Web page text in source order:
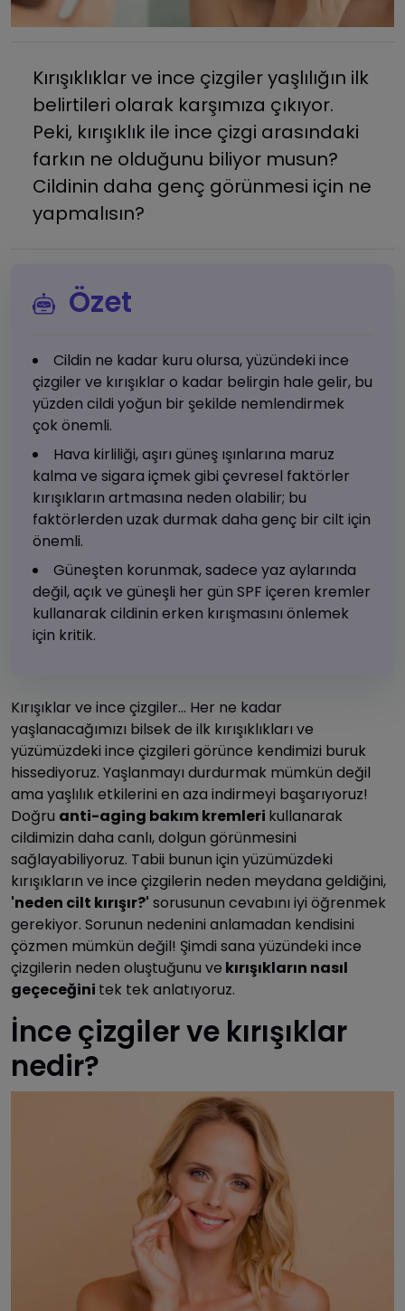
Kırışıklıklar ve ince çizgiler yaşlılığın ilk
belirtileri olarak karşımıza çıkıyor.
Peki, kırışıklık ile ince çizgi arasındaki
farkın ne olduğunu biliyor musun?
Cildinin daha genç görünmesi için ne
yapmalısın?
Özet
Cildin ne kadar kuru olursa, yüzündeki ince
çizgiler ve kırışıklar o kadar belirgin hale gelir, bu
yüzden cildi yoğun bir şekilde nemlendirmek
çok önemli.
Hava kirliliği, aşırı güneş ışınlarına maruz
kalma ve sigara içmek gibi çevresel faktörler
kırışıkların artmasına neden olabilir; bu
faktörlerden uzak durmak daha genç bir cilt için
önemli.
Güneşten korunmak, sadece yaz aylarında
değil, açık ve güneşli her gün SPF içeren kremler
kullanarak cildinin erken kırışmasını önlemek
için kritik.
Kırışıklar ve ince çizgiler... Her ne kadar
yaşlanacağımızı bilsek de ilk kırışıklıkları ve
yüzümüzdeki ince çizgileri görünce kendimizi buruk
hissediyoruz. Yaşlanmayı durdurmak mümkün değil
ama yaşlılık etkilerini en aza indirmeyi başarıyoruz!
Doğru anti-aging bakım kremleri kullanarak
cildimizin daha canlı, dolgun görünmesini
sağlayabiliyoruz. Tabii bunun için yüzümüzdeki
kırışıkların ve ince çizgilerin neden meydana geldiğini,
'neden cilt kırışır?' sorusunun cevabını iyi öğrenmek
gerekiyor. Sorunun nedenini anlamadan kendisini
çözmen mümkün değil! Şimdi sana yüzündeki ince
çizgilerin neden oluştuğunu ve kırışıkların nasıl
geçeceğini tek tek anlatıyoruz.
İnce çizgiler ve kırışıklar
nedir?